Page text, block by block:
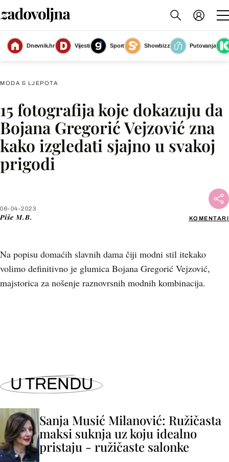
Dnevnik.hr Vijesti Sport Showbizz Putovanja
Glumica Bojana Gregoric Vejzović ima odličan modni stil(Foto: Neja
Markicevic/Cropix)
MODA & LJEPOTA
15 fotografija koje dokazuju da
Bojana Gregorić Vejzović zna
kako izgledati sjajno u svakoj
prigodi
06-04-2023
Piše M.B. KOMENTARI
Na popisu domaćih slavnih dama čiji modni stil itekako
volimo definitivno je glumica Bojana Gregorić Vejzović,
majstorica za nošenje raznovrsnih modnih kombinacija.
Facebook
X
U TRENDU
Sanja Musić Milanović: Ružičasta
maksi suknja uz koju idealno
pristaju - ružičaste salonke